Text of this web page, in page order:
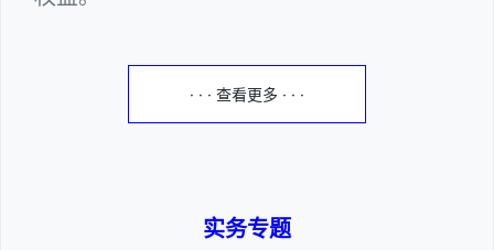
· · · 查看更多 · · ·
实务专题